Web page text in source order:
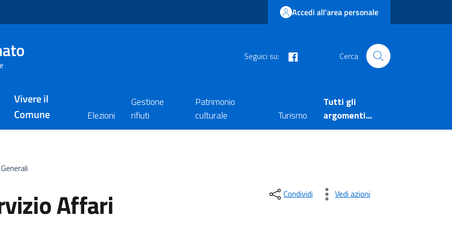
Accedi all'area personale
Seguici su: Cerca
Vivere il
Comune
Elezioni
Gestione
rifiuti
Patrimonio
culturale
Turismo
Tutti gli
argomenti...
Affari
Condividi Vedi azioni